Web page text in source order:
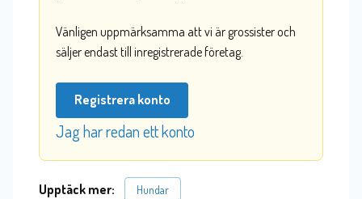
Vänligen uppmärksamma att vi är grossister och
säljer endast till inregistrerade företag.
Registrera konto
Jag har redan ett konto
Upptäck mer: Hundar